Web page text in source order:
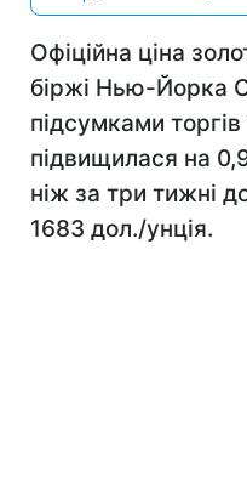
Офіційна ціна
біржі Нью-Йорка
підсумками
підвищилася на
ніж за три тижні
1683 дол./унція.